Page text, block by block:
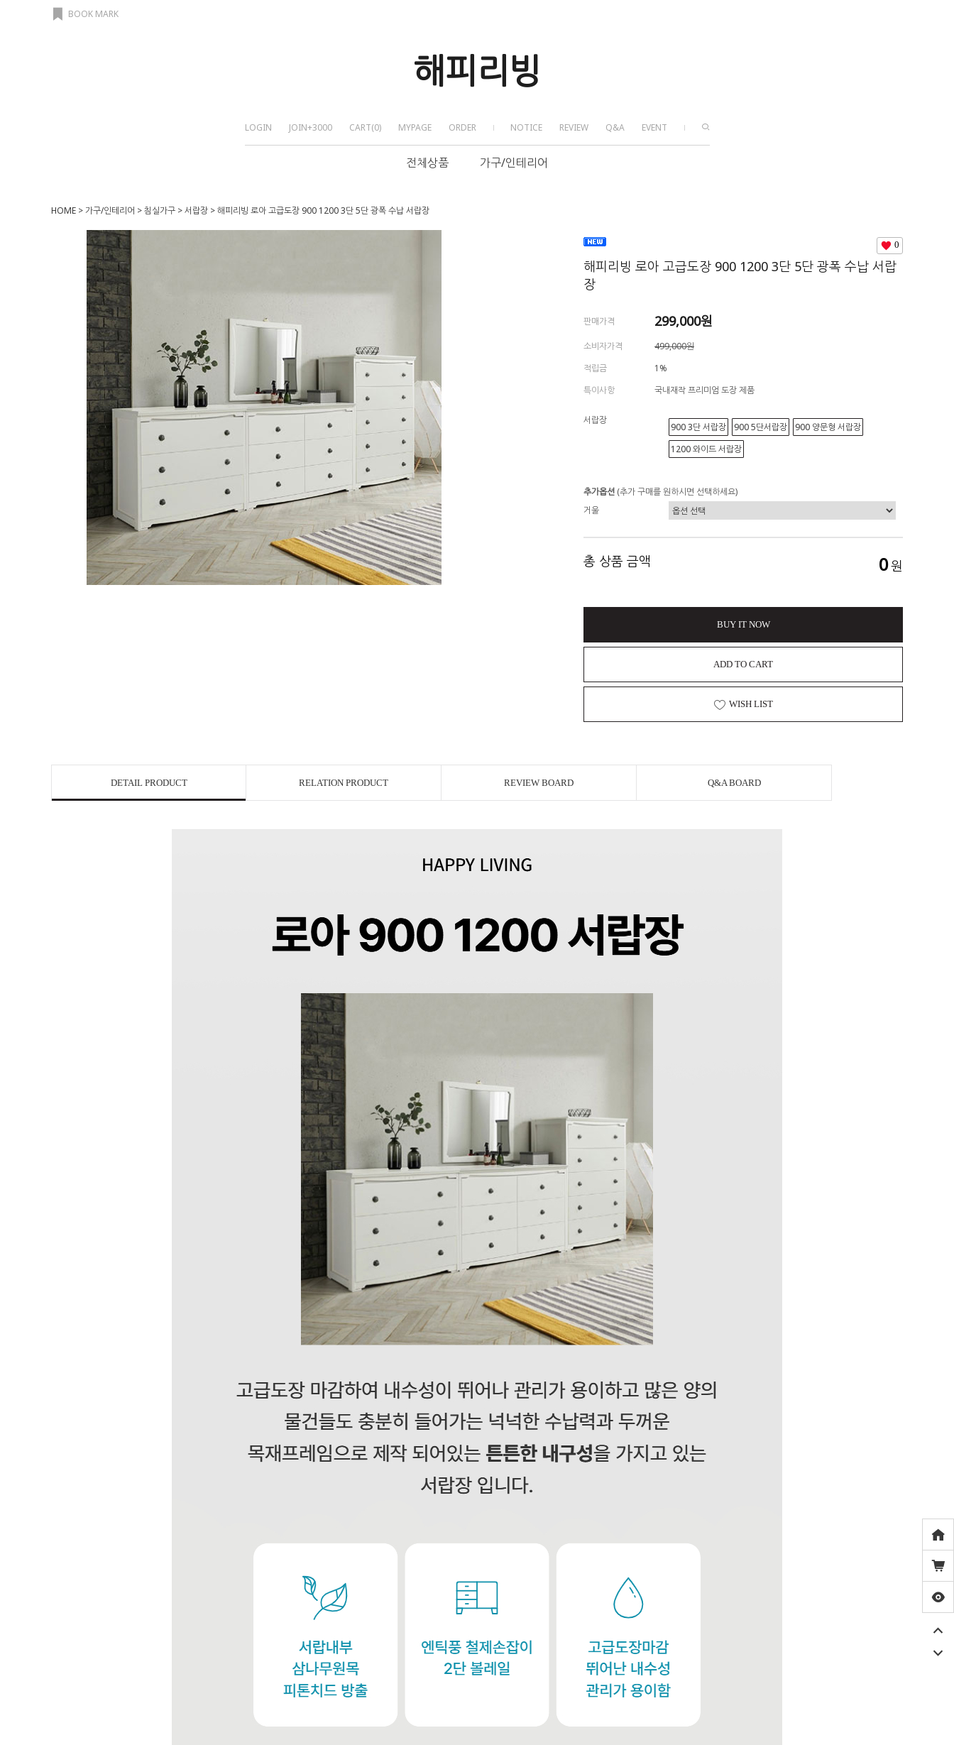
BOOK MARK
해피리빙
LOGIN JOIN+3000 CART(0) MYPAGE ORDER NOTICE REVIEW Q&A EVENT
전체상품 가구/인테리어
HOME >가구/인테리어 >침실가구 >서랍장 > 해피리빙 로아 고급도장 900 1200 3단 5단 광폭 수납 서랍장
0
해피리빙 로아 고급도장 900 1200 3단 5단 광폭 수납 서랍
장
판매가격 299,000원
소비자가격
499,000원
적립금
1%
특이사항
국내재작 프리미엄 도장 제품
서랍장
900 3단 서랍장 900 5단서랍장
900 양문형 서랍장
1200 와이드 서랍장
추가옵션 (추가 구매를 원하시면 선택하세요)
거울
총 상품 금액 0원
BUY IT NOW
ADD TO CART
WISH LIST
DETAIL PRODUCT RELATION PRODUCT REVIEW BOARD Q&A BOARD